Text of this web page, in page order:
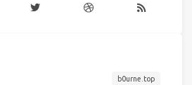
b0urne.top